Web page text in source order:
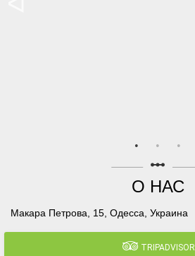
linear_scale
О НАС
Макара Петрова, 15, Одесса, Украина
TRIPADVISOR